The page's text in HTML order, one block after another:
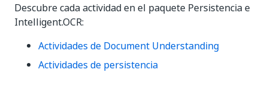
Descubre cada actividad en el paquete Persistencia e
Intelligent.OCR:
Actividades de Document Understanding
Actividades de persistencia